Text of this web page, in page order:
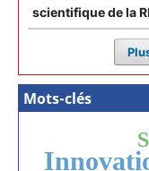
scientifique de la
Mots-clés